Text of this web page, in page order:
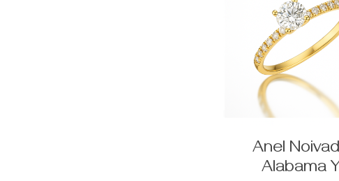
Anel
Alabama Y